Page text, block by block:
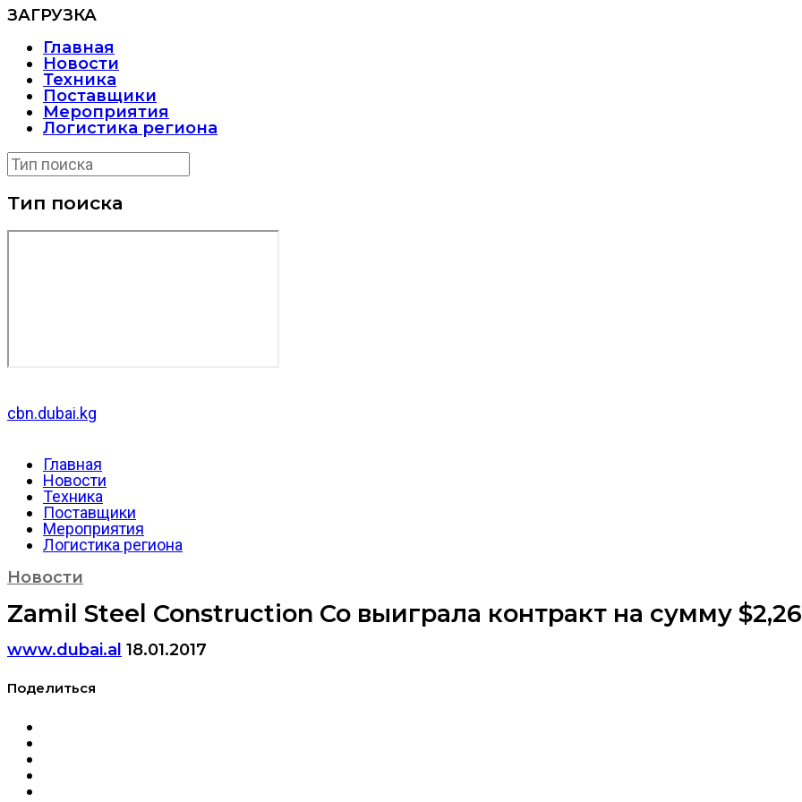
ЗАГРУЗКА
Главная
Новости
Техника
Поставщики
Мероприятия
Логистика региона
Тип поиска
cbn.dubai.kg
Главная
Новости
Техника
Поставщики
Мероприятия
Логистика региона
Новости
Zamil Steel Construction Co выиграла контракт на сумму
www.dubai.al 18.01.2017
Поделиться